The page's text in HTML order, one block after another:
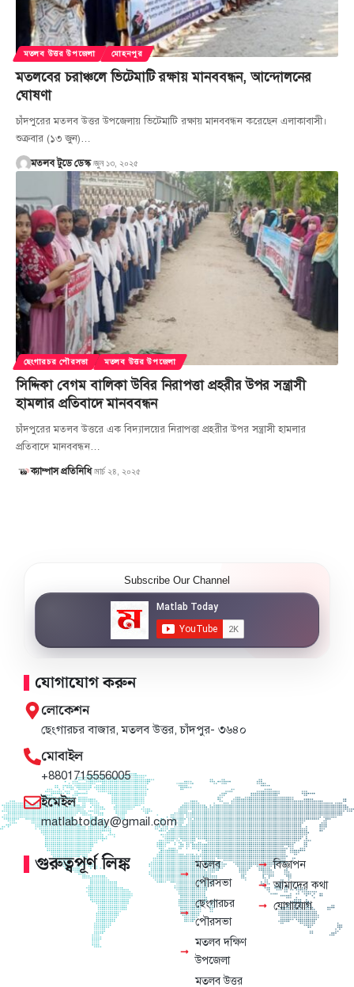
মতলব উত্তর উপজেলা মোহনপুর
মতলবের চরাঞ্চলে ভিটেমাটি রক্ষায় মানববন্ধন, আন্দোলনের
ঘোষণা
চাঁদপুরের মতলব উত্তর উপজেলায় ভিটেমাটি রক্ষায় মানববন্ধন করেছেন এলাকাবাসী।
শুক্রবার (১৩ জুন)…
মতলব টুডে ডেস্ক জুন ১৩, ২০২৫
ছেংগারচর পৌরসভা মতলব উত্তর উপজেলা
সিদ্দিকা বেগম বালিকা উবির নিরাপত্তা প্রহরীর উপর সন্ত্রাসী
হামলার প্রতিবাদে মানববন্ধন
চাঁদপুরের মতলব উত্তরে এক বিদ্যালয়ের নিরাপত্তা প্রহরীর উপর সন্ত্রাসী হামলার
প্রতিবাদে মানববন্ধন…
ক্যাম্পাস প্রতিনিধি মার্চ ২৪, ২০২৫
Subscribe Our Channel
গুরুত্বপূর্ণ লিঙ্ক
মতলব
পৌরসভা
ছেংগারচর
পৌরসভা
মতলব দক্ষিণ
উপজেলা
মতলব উত্তর
বিজ্ঞাপন
আমাদের কথা
যোগাযোগ
যোগাযোগ করুন
লোকেশন
ছেংগারচর বাজার, মতলব উত্তর, চাঁদপুর- ৩৬৪০
মোবাইল
+8801715556005
ইমেইল
matlabtoday@gmail.com